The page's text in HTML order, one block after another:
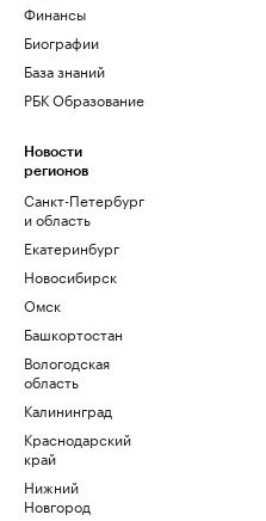
Финансы
Биографии
База знаний
РБК Образование
Новости
регионов
Санкт-Петербург
и область
Екатеринбург
Новосибирск
Омск
Башкортостан
Вологодская
область
Калининград
Краснодарский
край
Нижний
Новгород